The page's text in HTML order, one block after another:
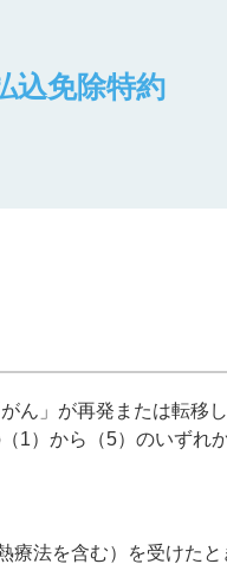
込免除特約
ん」が再発または転移
1）から（5）のいずれ
療法を含む）を受けたと